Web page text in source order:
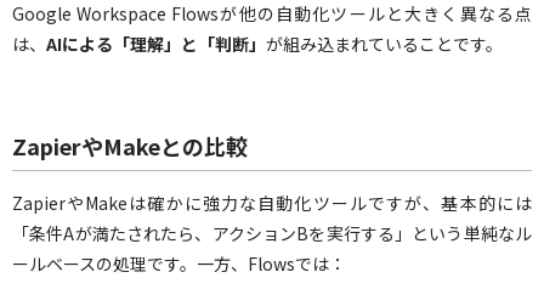
Google Workspace Flowsが他の自動化ツールと大きく異なる点
は、 AIによる「理解」と「判断」 が組み込まれていることです。
ZapierやMakeとの比較
ZapierやMakeは確かに強力な自動化ツールですが、基本的には
「条件Aが満たされたら、アクションBを実行する」という単純なル
ールベースの処理です。一方、Flowsでは：